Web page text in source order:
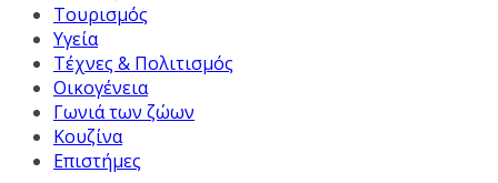
Τουρισμός
Υγεία
Τέχνες & Πολιτισμός
Οικογένεια
Γωνιά των ζώων
Κουζίνα
Επιστήμες